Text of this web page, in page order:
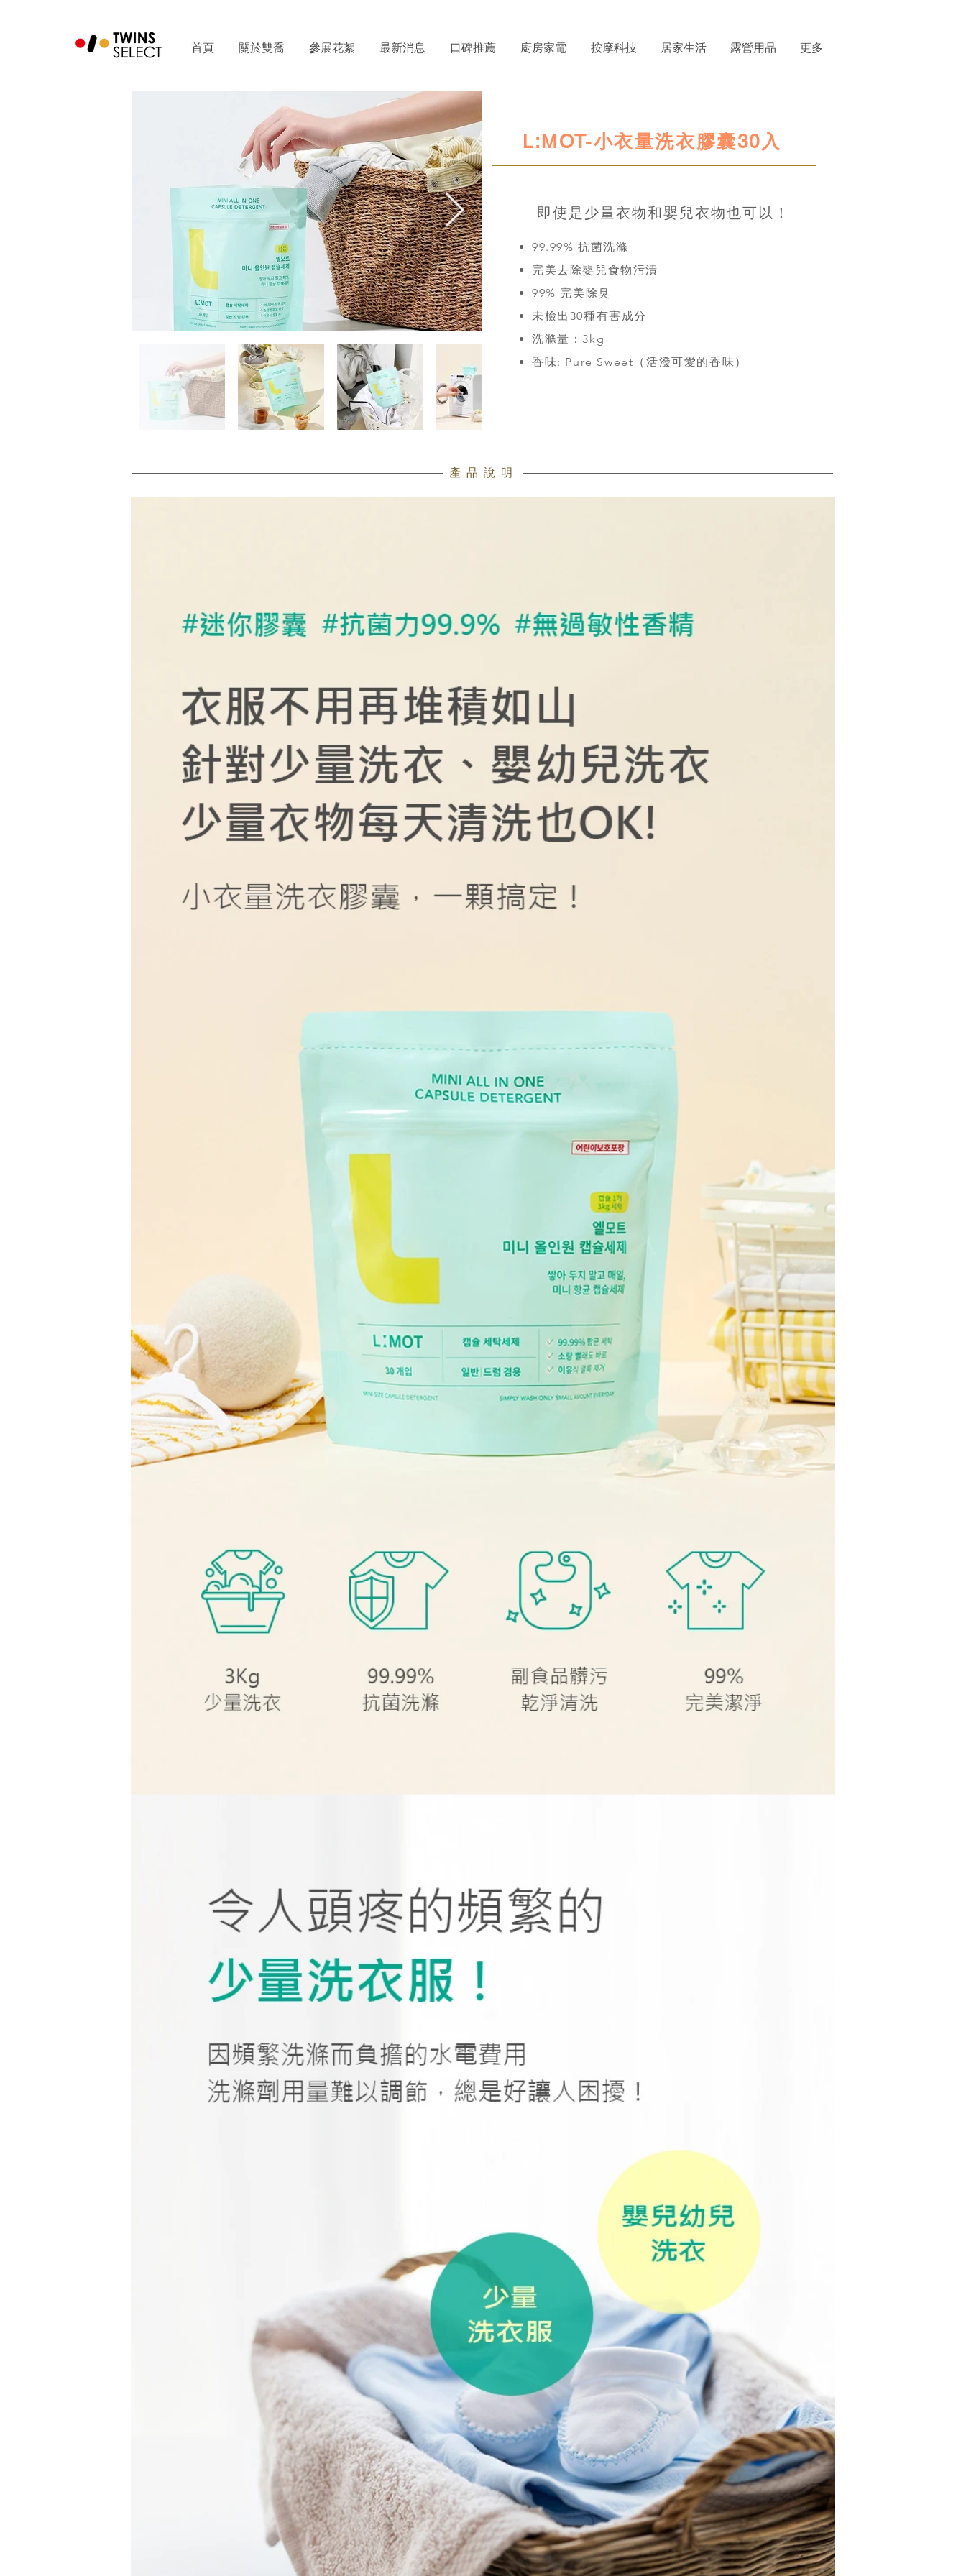
首頁 關於雙喬 參展花絮 最新消息 口碑推薦 廚房家電 按摩科技 居家生活 露營用品 更多
即使是少量衣物和嬰兒衣物也可以！
99.99% 抗菌洗滌
完美去除嬰兒食物污漬
99% 完美除臭
未檢出30種有害成分
洗滌量：3kg
香味: Pure Sweet（活潑可愛的香味）
L:MOT-小衣量洗衣膠囊30入
​產品說明